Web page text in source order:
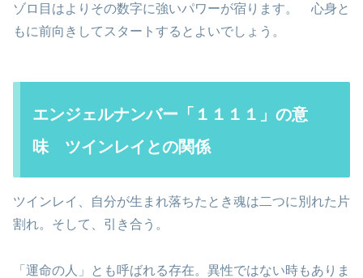
ゾロ目はよりその数字に強いパワーが宿ります。 心身と
もに前向きしてスタートするとよいでしょう。
エンジェルナンバー「１１１１」の意
味 ツインレイとの関係
ツインレイ、自分が生まれ落ちたとき魂は二つに別れた片
割れ。そして、引き合う。
「運命の人」とも呼ばれる存在。異性ではない時もありま